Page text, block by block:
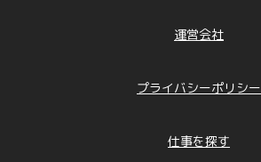
運営会社
プライバシーポリシー
仕事を探す